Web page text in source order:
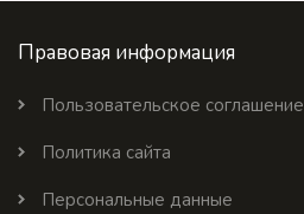
Правовая информация
Пользовательское соглашение
Политика сайта
Персональные данные